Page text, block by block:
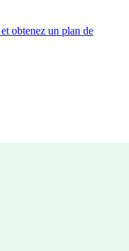
obtenez un plan de